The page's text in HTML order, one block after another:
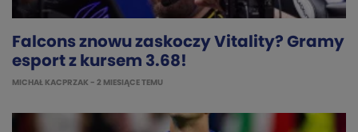
Falcons znowu zaskoczy Vitality? Gramy
esport z kursem 3.68!
MICHAŁ KACPRZAK - 2 MIESIĄCE TEMU